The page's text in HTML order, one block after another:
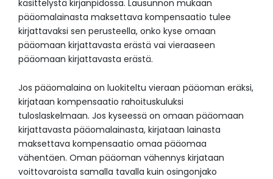
käsittelystä kirjanpidossa. Lausunnon mukaan
pääomalainasta maksettava kompensaatio tulee
kirjattavaksi sen perusteella, onko kyse omaan
pääomaan kirjattavasta erästä vai vieraaseen
pääomaan kirjattavasta erästä.
Jos pääomalaina on luokiteltu vieraan pääoman eräksi,
kirjataan kompensaatio rahoituskuluksi
tuloslaskelmaan. Jos kyseessä on omaan pääomaan
kirjattavasta pääomalainasta, kirjataan lainasta
maksettava kompensaatio omaa pääomaa
vähentäen. Oman pääoman vähennys kirjataan
voittovaroista samalla tavalla kuin osingonjako